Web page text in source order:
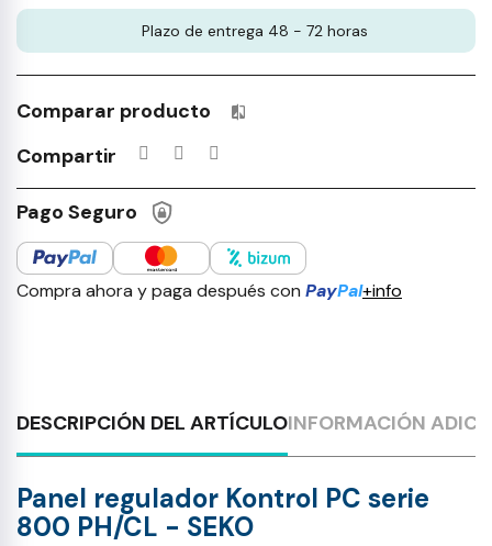
Plazo de entrega 48 - 72 horas
Comparar producto Productos incluidos en tu lista
Compartir
Pago Seguro
Compra ahora y paga después con PayPal+info
DESCRIPCIÓN DEL ARTÍCULOINFORMACIÓN
Panel regulador Kontrol PC serie
800 PH/CL - SEKO